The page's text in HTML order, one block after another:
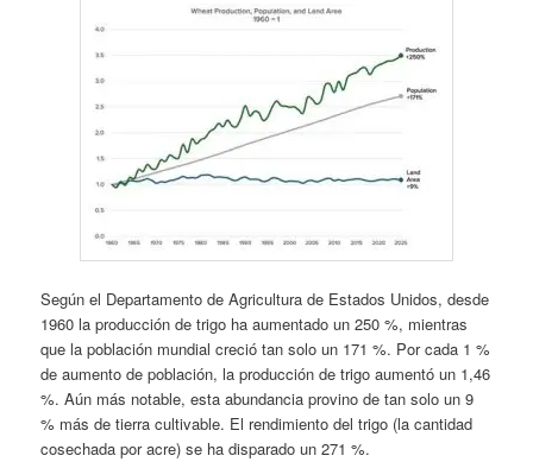
Según el Departamento de Agricultura de Estados Unidos, desde
1960 la producción de trigo ha aumentado un 250 %, mientras
que la población mundial creció tan solo un 171 %. Por cada 1 %
de aumento de población, la producción de trigo aumentó un 1,46
%. Aún más notable, esta abundancia provino de tan solo un 9
% más de tierra cultivable. El rendimiento del trigo (la cantidad
cosechada por acre) se ha disparado un 271 %.